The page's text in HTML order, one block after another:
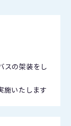
スの架装をし
施いたします